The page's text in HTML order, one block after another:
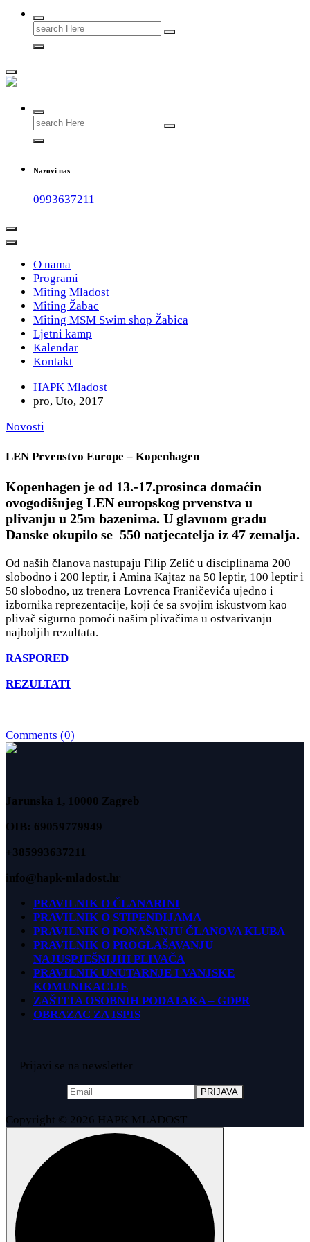
Search
for:
#teammladost
Search
for:
Nazovi nas
0993637211
O nama
Programi
Miting Mladost
Miting Žabac
Miting MSM Swim shop Žabica
Ljetni kamp
Kalendar
Kontakt
HAPK Mladost
pro, Uto, 2017
Novosti
LEN Prvenstvo Europe – Kopenhagen
Kopenhagen je od 13.-17.prosinca domaćin
ovogodišnjeg LEN europskog prvenstva u
plivanju u 25m bazenima. U glavnom gradu
Danske okupilo se 550 natjecatelja iz 47 zemalja.
Od naših članova nastupaju Filip Zelić u disciplinama 200
slobodno i 200 leptir, i Amina Kajtaz na 50 leptir, 100 leptir i
50 slobodno, uz trenera Lovrenca Franičevića ujedno i
izbornika reprezentacije, koji će sa svojim iskustvom kao
plivač sigurno pomoći našim plivačima u ostvarivanju
najboljih rezultata.
RASPORED
REZULTATI
Comments (0)
Jarunska 1, 10000 Zagreb
OIB: 69059779949
+385993637211
info@hapk-mladost.hr
PRAVILNIK O ČLANARINI
PRAVILNIK O STIPENDIJAMA
PRAVILNIK O PONAŠANJU ČLANOVA KLUBA
PRAVILNIK O PROGLAŠAVANJU
NAJUSPJEŠNIJIH PLIVAČA
PRAVILNIK UNUTARNJE I VANJSKE
KOMUNIKACIJE
ZAŠTITA OSOBNIH PODATAKA – GDPR
OBRAZAC ZA ISPIS
Prijavi se na newsletter
Copyright © 2026 HAPK MLADOST